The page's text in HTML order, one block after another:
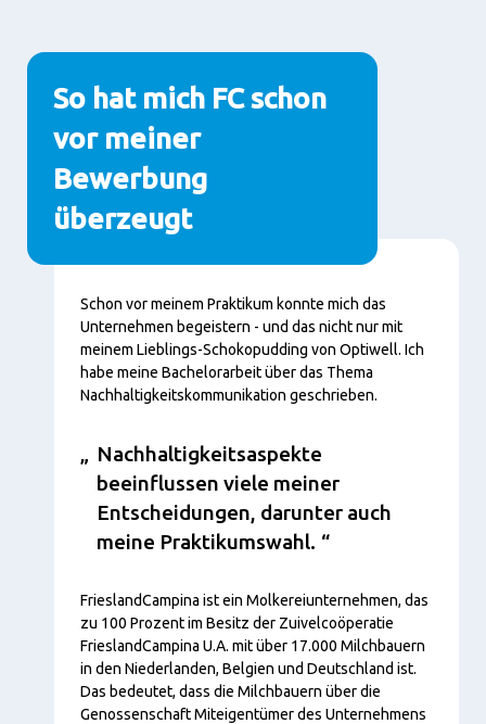
So hat mich FC schon
vor meiner
Bewerbung
überzeugt
Inhalt
Schon vor meinem Praktikum konnte mich das
Unternehmen begeistern - und das nicht nur mit
meinem Lieblings-Schokopudding von Optiwell. Ich
habe meine Bachelorarbeit über das Thema
Nachhaltigkeitskommunikation geschrieben.
Nachhaltigkeitsaspekte
beeinflussen viele meiner
Entscheidungen, darunter auch
meine Praktikumswahl.
FrieslandCampina ist ein Molkereiunternehmen, das
zu 100 Prozent im Besitz der Zuivelcoöperatie
FrieslandCampina U.A. mit über 17.000 Milchbauern
in den Niederlanden, Belgien und Deutschland ist.
Das bedeutet, dass die Milchbauern über die
Genossenschaft Miteigentümer des Unternehmens